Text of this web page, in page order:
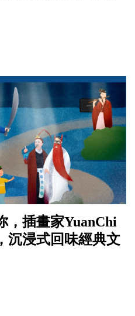
，插畫家YuanChi
沉浸式回味經典文